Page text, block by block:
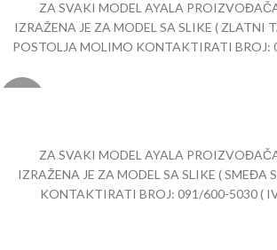
ZA SVAKI MODEL AYALA
IZRAŽENA JE ZA MODEL SA SLIKE (
POSTOLJA MOLIMO KONTAKTIRATI BROJ:
pumpa s kvadratnom bazom – crna mat
ZA SVAKI MODEL AYALA
IZRAŽENA JE ZA MODEL SA SLIKE (
KONTAKTIRATI BROJ: 091/600-5030 (